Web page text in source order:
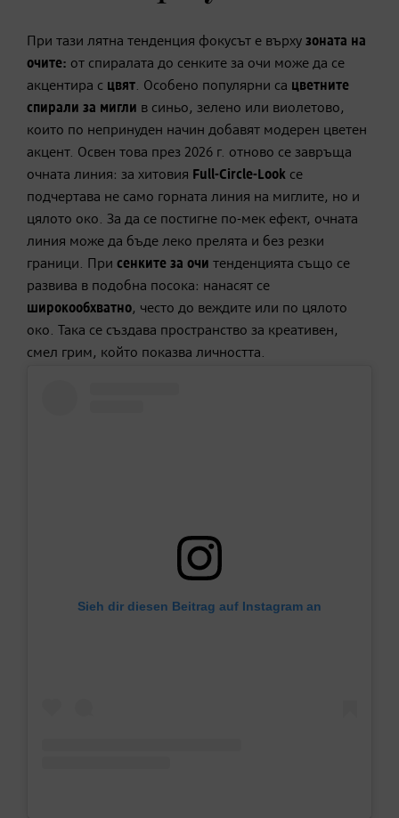
При тази лятна тенденция фокусът е върху зоната на
очите: от спиралата до сенките за очи може да се
акцентира с цвят. Особено популярни са цветните
спирали за мигли в синьо, зелено или виолетово,
които по непринуден начин добавят модерен цветен
акцент. Освен това през 2026 г. отново се завръща
очната линия: за хитовия Full-Circle-Look се
подчертава не само горната линия на миглите, но и
цялото око. За да се постигне по-мек ефект, очната
линия може да бъде леко прелята и без резки
граници. При сенките за очи тенденцията също се
развива в подобна посока: нанасят се
широкообхватно, често до веждите или по цялото
око. Така се създава пространство за креативен,
смел грим, който показва личността.
Sieh dir diesen Beitrag auf Instagram an